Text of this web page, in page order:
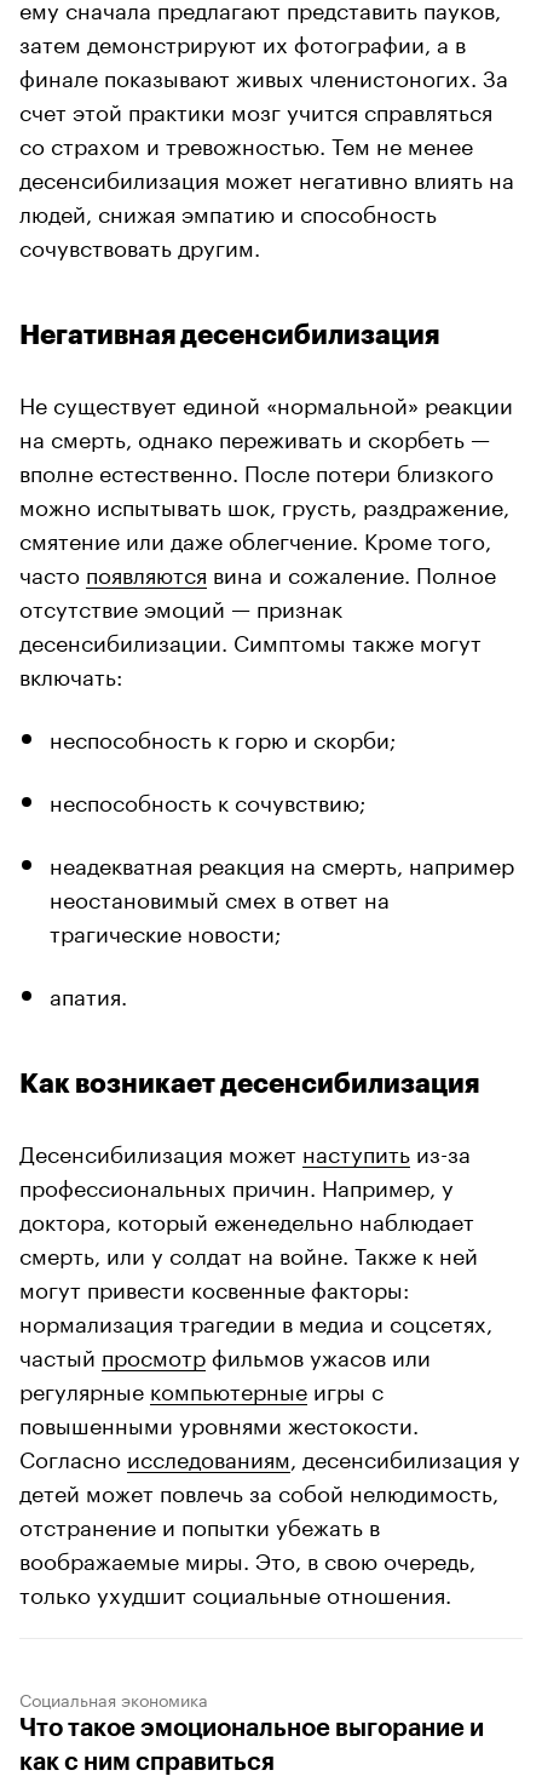
ему сначала предлагают представить пауков,
затем демонстрируют их фотографии, а в
финале показывают живых членистоногих. За
счет этой практики мозг учится справляться
со страхом и тревожностью. Тем не менее
десенсибилизация может негативно влиять на
людей, снижая эмпатию и способность
сочувствовать другим.
Негативная десенсибилизация
Не существует единой «нормальной» реакции
на смерть, однако переживать и скорбеть —
вполне естественно. После потери близкого
можно испытывать шок, грусть, раздражение,
смятение или даже облегчение. Кроме того,
часто появляются вина и сожаление. Полное
отсутствие эмоций — признак
десенсибилизации. Симптомы также могут
включать:
неспособность к горю и скорби;
неспособность к сочувствию;
неадекватная реакция на смерть, например
неостановимый смех в ответ на
трагические новости;
апатия.
Как возникает десенсибилизация
Десенсибилизация может наступить из-за
профессиональных причин. Например, у
доктора, который еженедельно наблюдает
смерть, или у солдат на войне. Также к ней
могут привести косвенные факторы:
нормализация трагедии в медиа и соцсетях,
частый просмотрфильмов ужасов или
регулярные компьютерные игры с
повышенными уровнями жестокости.
Согласно исследованиям , десенсибилизация у
детей может повлечь за собой нелюдимость,
отстранение и попытки убежать в
воображаемые миры. Это, в свою очередь,
только ухудшит социальные отношения.
Социальная экономика
Что такое эмоциональное выгорание и
как с ним справиться